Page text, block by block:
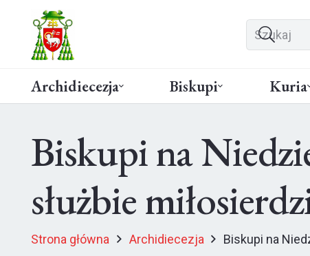
Archidiecezja Biskupi Kuria
Biskupi na
służbie
Strona główna Archidiecezja Biskupi na